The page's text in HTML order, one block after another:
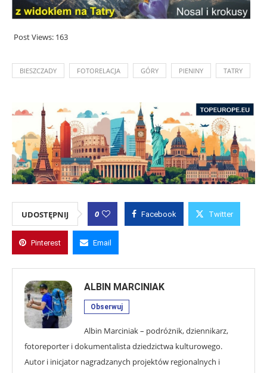
Post Views: 163
BIESZCZADY FOTORELACJA GÓRY PIENINY TATRY
UDOSTĘPNIJ 0 Facebook Twitter
Pinterest Email
ALBIN MARCINIAK
Obserwuj
Albin Marciniak – podróżnik, dziennikarz,
fotoreporter i dokumentalista dziedzictwa kulturowego.
Autor i inicjator nagradzanych projektów regionalnych i